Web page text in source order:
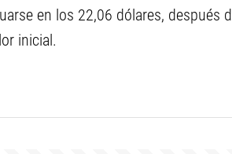
en los 22,06 dólares, después
inicial.